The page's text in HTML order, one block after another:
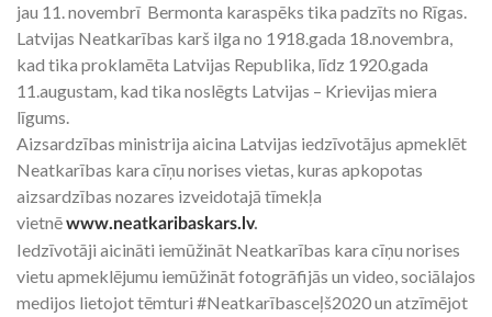
jau 11. novembrī Bermonta karaspēks tika padzīts no Rīgas.
Latvijas Neatkarības karš ilga no 1918.gada 18.novembra,
kad tika proklamēta Latvijas Republika, līdz 1920.gada
11.augustam, kad tika noslēgts Latvijas – Krievijas miera
līgums.
Aizsardzības ministrija aicina Latvijas iedzīvotājus apmeklēt
Neatkarības kara cīņu norises vietas, kuras apkopotas
aizsardzības nozares izveidotajā tīmekļa
vietnēwww.neatkaribaskars.lv.
Iedzīvotāji aicināti iemūžināt Neatkarības kara cīņu norises
vietu apmeklējumu iemūžināt fotogrāfijās un video, sociālajos
medijos lietojot tēmturi #Neatkarībasceļš2020 un atzīmējot